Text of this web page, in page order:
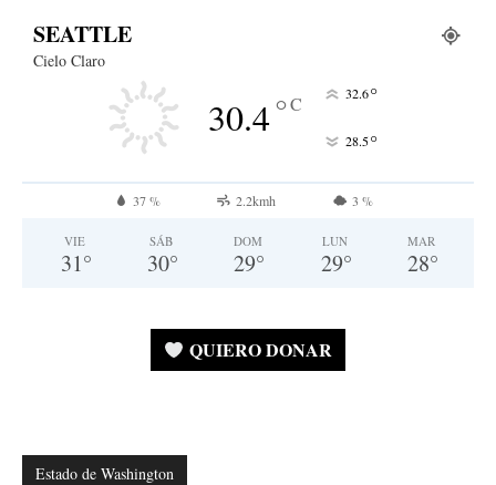
SEATTLE
Cielo Claro
30.4°C 32.6°
28.5°
37 % 2.2kmh 3 %
VIE
31°
SÁB
30°
DOM
29°
LUN
29°
MAR
28°
QUIERO DONAR
Estado de Washington